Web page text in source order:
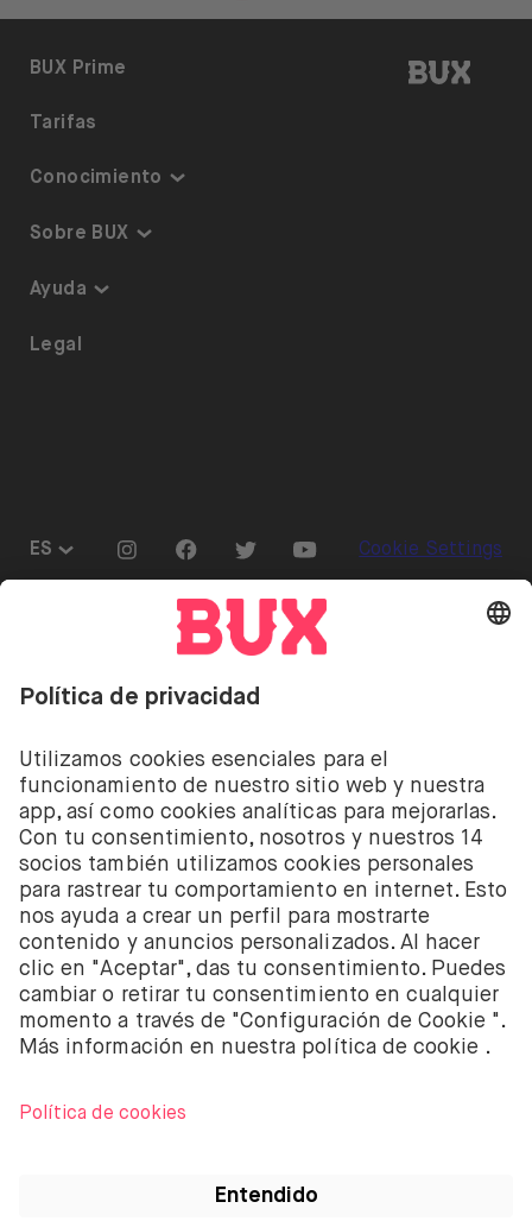
BUX |
BUX Prime
Tarifas
Conocimiento
Inversiones temáticas
Calendario de dividendos
Sobre BUX
Garantía y Seguridad
Ayuda
Accesibilidad
Legal
ES
Abrir menú de idiomas
Go to "Instagram"
Go to "Facebook"
Go to "Twitter"
Go to "Youtube"
Cookie Settings
Invertir conlleva riesgos. Puedes perder tu depósito.
Invertir conlleva el riesgo de perder el dinero
ETF de BUX son proporcionados por la empresa
holandesa BUX B.V. BUX B.V. está registrada en la
Cámara de Comercio de Ámsterdam con el número
58403949. BUX B.V. está autorizada y regulada por la
Autoridad Financiera de los Mercados de los Países
Bajos (Autoriteit Financiële Markten – AFM).
BUX B.V. no presta asesoramiento en materia de
inversión. Los inversores individuales deben tomar
sus propias decisiones o buscar asesoramiento
independiente. Invertir conlleva riesgos. El valor de
iTunes son marcas registradas de Apple Inc.,